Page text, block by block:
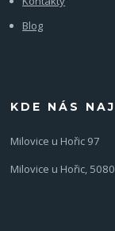
Blog
KDE NÁS
Milovice u Hořic 97
Milovice u Hořic,